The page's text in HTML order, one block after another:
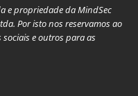
e propriedade da MindSec
Por isto nos reservamos ao
e outros para as